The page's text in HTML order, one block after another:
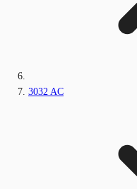
3032 AC